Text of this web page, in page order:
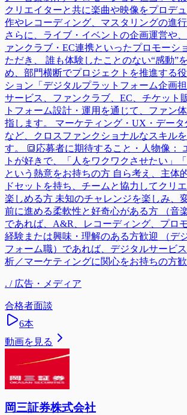
クリエイターと共に楽曲や映像をプロデ
作やレコーディング、マスタリングの進行
さらに、ライブ・イベントの企画運営や
ァンクラブ・EC連携といったプロモーシ
ただき、 誰も体験したことのない“感動”
め、部門横断でプロジェクトを推進する
ション「デジタルプラットフォーム企画
サービス、ファンクラブ、EC、チケット
トフォーム設計・運用を通じて、ファン
指します。 マーケティング・UX・データ
など、クロスファンクショナルなスキル
す。 🔳応募者に期待すること・人物像：
トが好きで、「人をワクワクさせたい」
という熱意をお持ちの方 自ら考え、主体
ドセットを持ち、チームと協力してクリ
楽しめる方 未知のチャレンジを楽しみ、
前に進める柔軟性と好奇心がある方 （音
であれば、A&R、レコーディング、プロ
経験または興味・理解のある方歓迎 （デ
フォーム職）であれば、デジタルサービ
析／マーケティングに関心をお持ちの方
. / 広告・メディア
合格者面談
6本
動画を見る
岡三証券株式会社